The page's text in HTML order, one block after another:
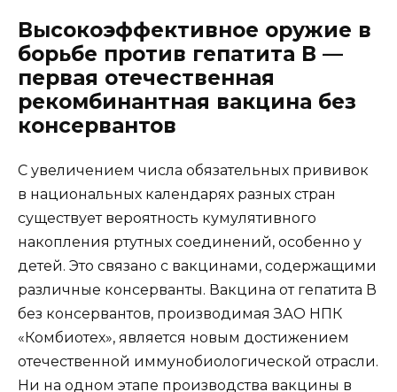
Высокоэффективное оружие в
борьбе против гепатита В —
первая отечественная
рекомбинантная вакцина без
консервантов
С увеличением числа обязательных прививок
в национальных календарях разных стран
существует вероятность кумулятивного
накопления ртутных соединений, особенно у
детей. Это связано с вакцинами, содержащими
различные консерванты. Вакцина от гепатита В
без консервантов, производимая ЗАО НПК
«Комбиотех», является новым достижением
отечественной иммунобиологической отрасли.
Ни на одном этапе производства вакцины в